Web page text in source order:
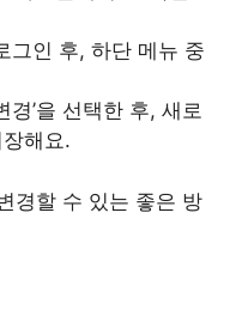
그인 후, 하단 메뉴 중
경’을 선택한 후, 새로
해요.
경할 수 있는 좋은 방